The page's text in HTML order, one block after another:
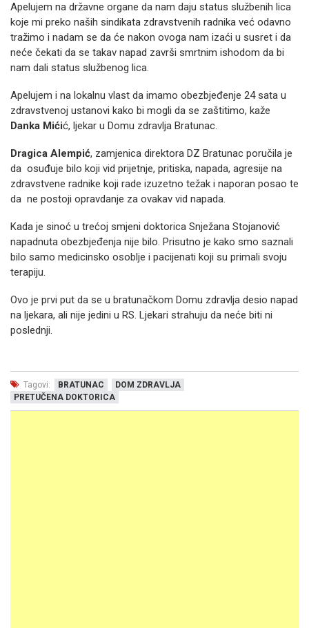
Apelujem na državne organe da nam daju status službenih lica
koje mi preko naših sindikata zdravstvenih radnika već odavno
tražimo i nadam se da će nakon ovoga nam izaći u susret i da
neće čekati da se takav napad završi smrtnim ishodom da bi
nam dali status službenog lica.
Apelujem i na lokalnu vlast da imamo obezbjeđenje 24 sata u
zdravstvenoj ustanovi kako bi mogli da se zaštitimo, kaže
Danka Mićić, ljekar u Domu zdravlja Bratunac.
Dragica Alempić, zamjenica direktora DZ Bratunac poručila je
da osuđuje bilo koji vid prijetnje, pritiska, napada, agresije na
zdravstvene radnike koji rade izuzetno težak i naporan posao te
da ne postoji opravdanje za ovakav vid napada.
Kada je sinoć u trećoj smjeni doktorica Snježana Stojanović
napadnuta obezbjeđenja nije bilo. Prisutno je kako smo saznali
bilo samo medicinsko osoblje i pacijenati koji su primali svoju
terapiju.
Ovo je prvi put da se u bratunačkom Domu zdravlja desio napad
na ljekara, ali nije jedini u RS. Ljekari strahuju da neće biti ni
poslednji.
Tagovi: BRATUNAC
DOM ZDRAVLJA
PRETUČENA DOKTORICA